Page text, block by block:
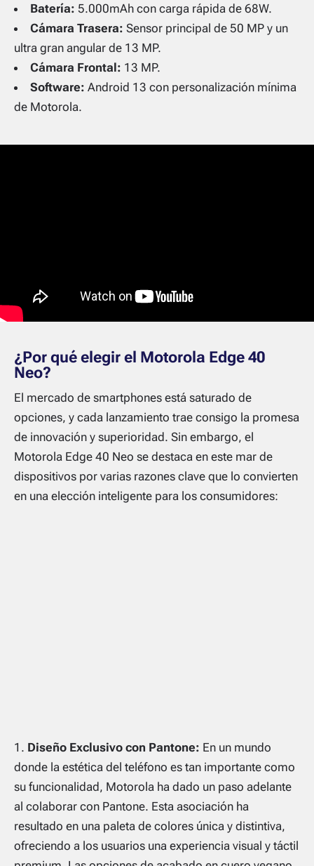
Batería: 5.000mAh con carga rápida de 68W.
Cámara Trasera: Sensor principal de 50 MP y un
ultra gran angular de 13 MP.
Cámara Frontal: 13 MP.
Software: Android 13 con personalización mínima
de Motorola.
¿Por qué elegir el Motorola Edge 40
Neo?
El mercado de smartphones está saturado de
opciones, y cada lanzamiento trae consigo la promesa
de innovación y superioridad. Sin embargo, el
Motorola Edge 40 Neo se destaca en este mar de
dispositivos por varias razones clave que lo convierten
en una elección inteligente para los consumidores:
Diseño Exclusivo con Pantone: En un mundo
donde la estética del teléfono es tan importante como
su funcionalidad, Motorola ha dado un paso adelante
al colaborar con Pantone. Esta asociación ha
resultado en una paleta de colores única y distintiva,
ofreciendo a los usuarios una experiencia visual y táctil